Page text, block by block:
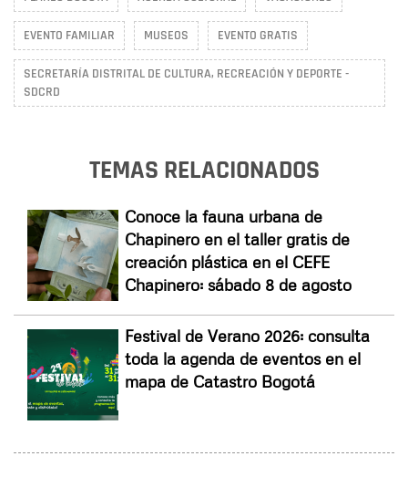
EVENTO FAMILIAR MUSEOS EVENTO GRATIS
SECRETARÍA DISTRITAL DE CULTURA, RECREACIÓN Y DEPORTE -
SDCRD
TEMAS RELACIONADOS
Conoce la fauna urbana de
Chapinero en el taller gratis de
creación plástica en el CEFE
Chapinero: sábado 8 de agosto
Festival de Verano 2026: consulta
toda la agenda de eventos en el
mapa de Catastro Bogotá